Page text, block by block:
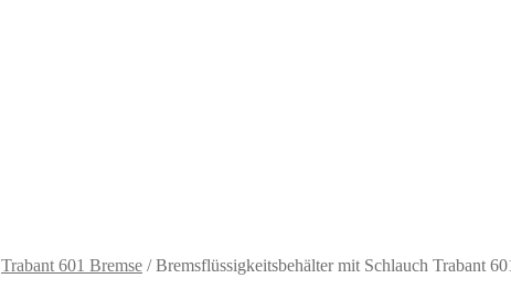
Trabant 601 Bremse /Bremsflüssigkeitsbehälter mit Schlauch Trabant